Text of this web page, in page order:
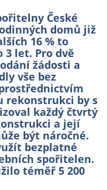
České
domů již
16 % to
let. Pro dvě
žádosti a
vše bez
rekonstrukci by s
každý čtvrtý
a její
být náročné.
bezplatné
spořitelen.
téměř 5 200